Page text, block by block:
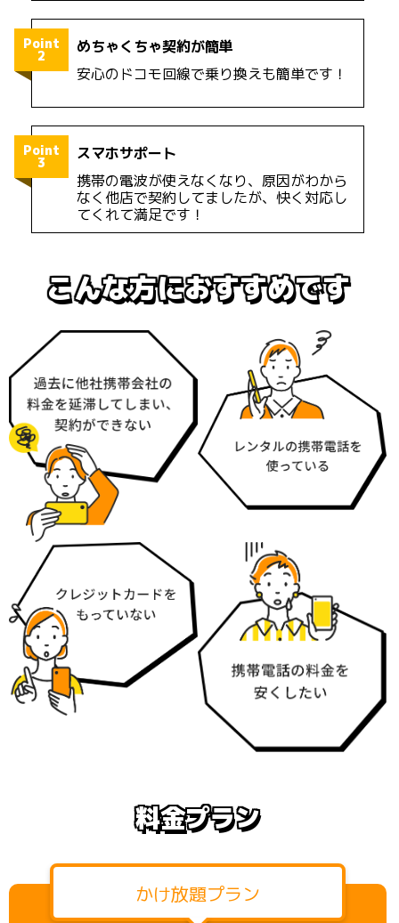
Point
2
めちゃくちゃ契約が簡単
安心のドコモ回線で乗り換えも簡単です！
Point
3
スマホサポート
携帯の電波が使えなくなり、原因がわから
なく他店で契約してましたが、快く対応し
てくれて満足です！
こんな方におすすめです
料金プラン
かけ放題プラン